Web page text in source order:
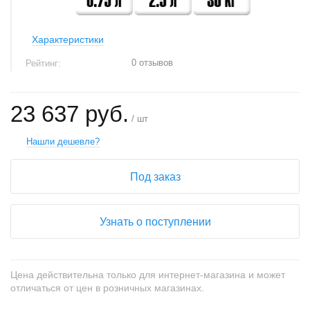
Характеристики
Рейтинг: 0 отзывов
23 637 руб. / шт
Нашли дешевле?
Под заказ
Узнать о поступлении
Цена действительна только для интернет-магазина и может
отличаться от цен в розничных магазинах.